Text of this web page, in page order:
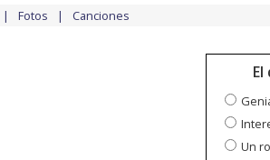
Fotos Canciones
Un